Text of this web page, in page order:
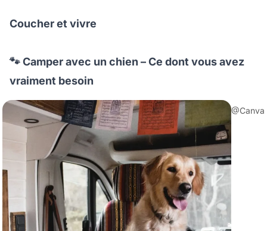
Coucher et vivre
🐾 Camper avec un chien – Ce dont vous avez
vraiment besoin
@Canva